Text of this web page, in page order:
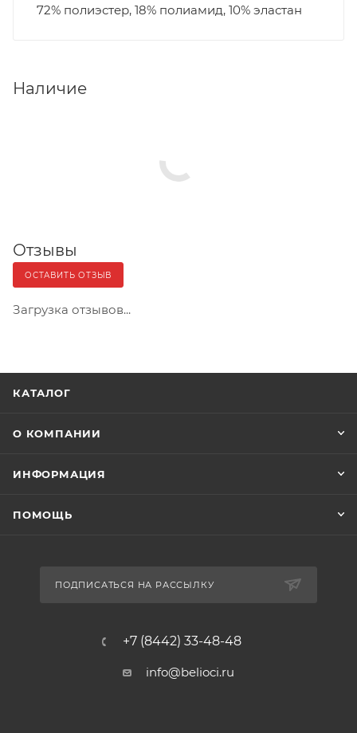
72% полиэстер, 18% полиамид, 10% эластан
Наличие
Отзывы
ОСТАВИТЬ ОТЗЫВ
Загрузка отзывов...
КАТАЛОГ
О КОМПАНИИ
ИНФОРМАЦИЯ
ПОМОЩЬ
ПОДПИСАТЬСЯ НА РАССЫЛКУ
+7 (8442) 33-48-48
info@belioci.ru